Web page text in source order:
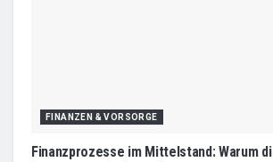
FINANZEN & VORSORGE
Finanzprozesse im Mittelstand: Warum